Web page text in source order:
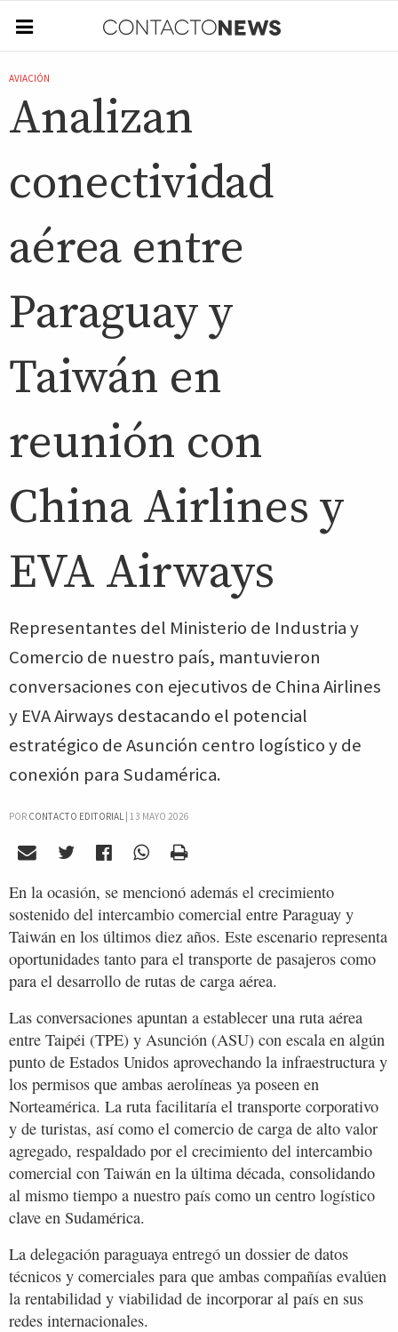
AVIACIÓN
Analizan
conectividad
aérea entre
Paraguay y
Taiwán en
reunión con
China Airlines y
EVA Airways
Representantes del Ministerio de Industria y
Comercio de nuestro país, mantuvieron
conversaciones con ejecutivos de China Airlines
y EVA Airways destacando el potencial
estratégico de Asunción centro logístico y de
conexión para Sudamérica.
POR CONTACTO EDITORIAL| 13 MAYO 2026
En la ocasión, se mencionó además el crecimiento
sostenido del intercambio comercial entre Paraguay y
Taiwán en los últimos diez años. Este escenario representa
oportunidades tanto para el transporte de pasajeros como
para el desarrollo de rutas de carga aérea.
Las conversaciones apuntan a establecer una ruta aérea
entre Taipéi (TPE) y Asunción (ASU) con escala en algún
punto de Estados Unidos aprovechando la infraestructura y
los permisos que ambas aerolíneas ya poseen en
Norteamérica. La ruta facilitaría el transporte corporativo
y de turistas, así como el comercio de carga de alto valor
agregado, respaldado por el crecimiento del intercambio
comercial con Taiwán en la última década, consolidando
al mismo tiempo a nuestro país como un centro logístico
clave en Sudamérica.
La delegación paraguaya entregó un dossier de datos
técnicos y comerciales para que ambas compañías evalúen
la rentabilidad y viabilidad de incorporar al país en sus
redes internacionales.